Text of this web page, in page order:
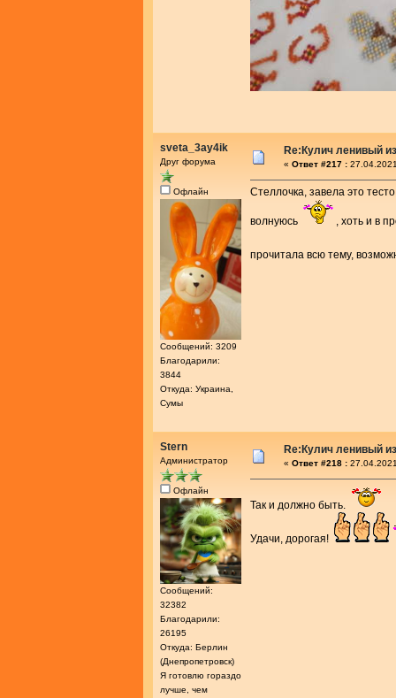
sveta_3ay4ik
Друг форума
Офлайн
Сообщений: 3209
Благодарили:
3844
Откуда: Украина,
Сумы
Re:Кулич ленивый
« Ответ #217 :
Стеллочка, завела это
волнуюсь , хоть и в
прочитала всю тему,
Stern
Администратор
Офлайн
Сообщений:
32382
Благодарили:
26195
Откуда: Берлин
(Днепропетровск)
Я готовлю гораздо
лучше, чем
Re:Кулич ленивый
« Ответ #218 :
Так и должно быть.
Удачи, дорогая!